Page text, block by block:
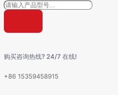
购买咨询热线? 24/7 在线!
+86 15359458915